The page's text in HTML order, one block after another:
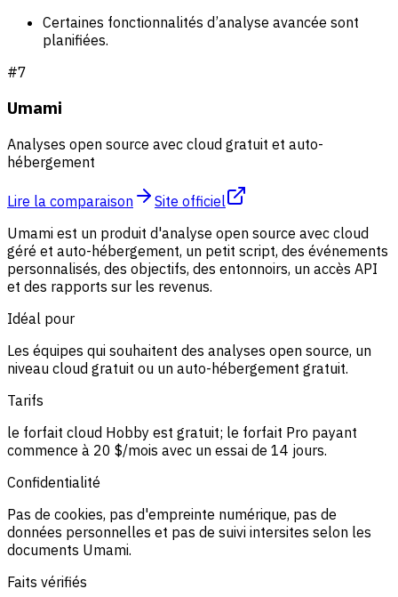
Certaines fonctionnalités d’analyse avancée sont
planifiées.
#7
Umami
Analyses open source avec cloud gratuit et auto-
hébergement
Lire la comparaison
Site officiel
Umami est un produit d'analyse open source avec cloud
géré et auto-hébergement, un petit script, des événements
personnalisés, des objectifs, des entonnoirs, un accès API
et des rapports sur les revenus.
Idéal pour
Les équipes qui souhaitent des analyses open source, un
niveau cloud gratuit ou un auto-hébergement gratuit.
Tarifs
le forfait cloud Hobby est gratuit; le forfait Pro payant
commence à 20 $/mois avec un essai de 14 jours.
Confidentialité
Pas de cookies, pas d'empreinte numérique, pas de
données personnelles et pas de suivi intersites selon les
documents Umami.
Faits vérifiés